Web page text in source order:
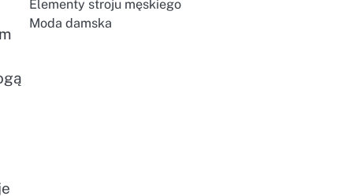
Elementy stroju męskiego
Moda damska